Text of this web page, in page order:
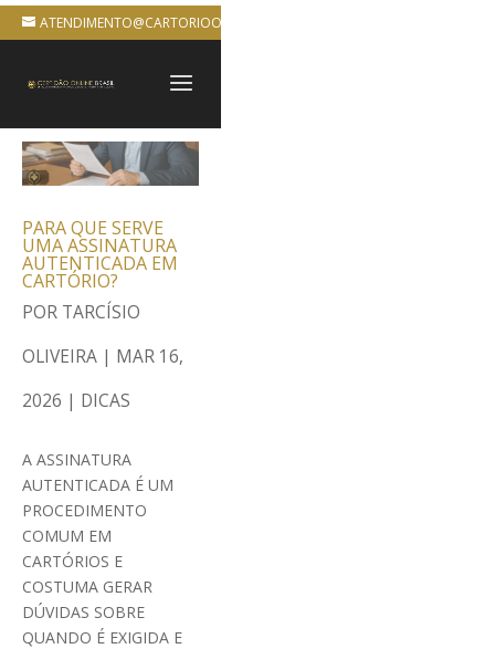
ATENDIMENTO@CARTORIOONLINEBRASIL.COM.BR
PARA QUE SERVE
UMA ASSINATURA
AUTENTICADA EM
CARTÓRIO?
POR TARCÍSIO
OLIVEIRA | MAR 16,
2026 | DICAS
A ASSINATURA
AUTENTICADA É UM
PROCEDIMENTO
COMUM EM
CARTÓRIOS E
COSTUMA GERAR
DÚVIDAS SOBRE
QUANDO É EXIGIDA E